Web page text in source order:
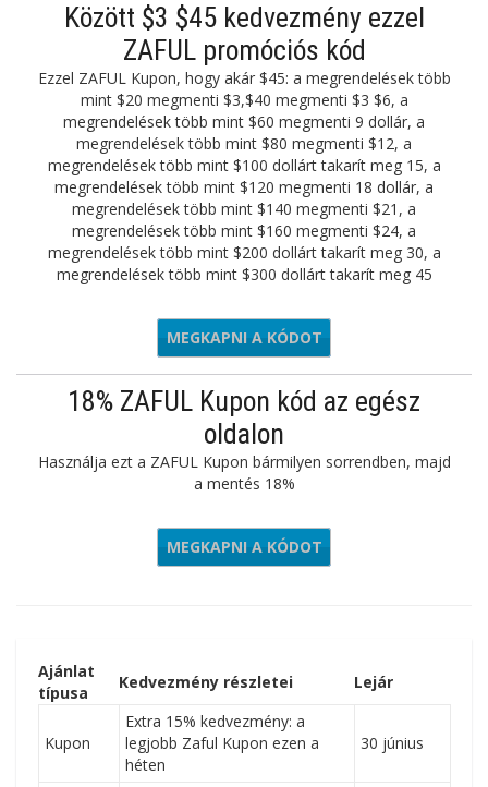
Között $3 $45 kedvezmény ezzel
ZAFUL promóciós kód
Ezzel ZAFUL Kupon, hogy akár $45: a megrendelések több
mint $20 megmenti $3,$40 megmenti $3 $6, a
megrendelések több mint $60 megmenti 9 dollár, a
megrendelések több mint $80 megmenti $12, a
megrendelések több mint $100 dollárt takarít meg 15, a
megrendelések több mint $120 megmenti 18 dollár, a
megrendelések több mint $140 megmenti $21, a
megrendelések több mint $160 megmenti $24, a
megrendelések több mint $200 dollárt takarít meg 30, a
megrendelések több mint $300 dollárt takarít meg 45
ZFIRST
MEGKAPNI A KÓDOT
18% ZAFUL Kupon kód az egész
oldalon
Használja ezt a ZAFUL Kupon bármilyen sorrendben, majd
a mentés 18%
FUN18
MEGKAPNI A KÓDOT
Ajánlat
típusa
Kedvezmény részletei Lejár
Kupon
Extra 15% kedvezmény: a
legjobb Zaful Kupon ezen a
héten
30 június